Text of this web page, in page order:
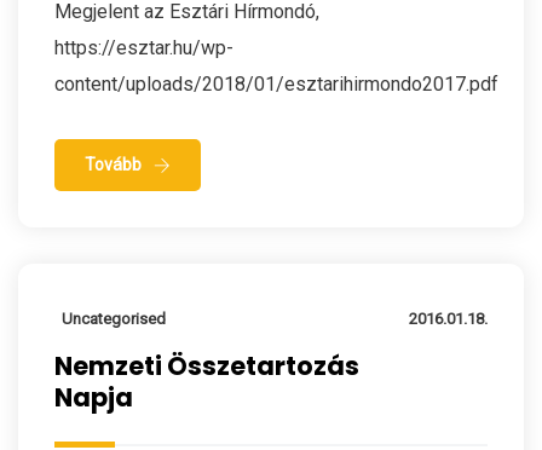
Megjelent az Esztári Hírmondó,
https://esztar.hu/wp-
content/uploads/2018/01/esztarihirmondo2017.pdf
Tovább
Uncategorised 2016.01.18.
Nemzeti Összetartozás
Napja